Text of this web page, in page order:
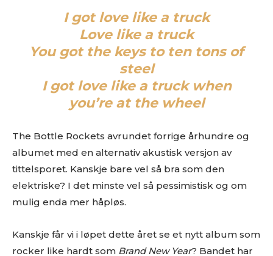
I got love like a truck
Love like a truck
You got the keys to ten tons of
steel
I got love like a truck when
you’re at the wheel
The Bottle Rockets avrundet forrige århundre og
albumet med en alternativ akustisk versjon av
tittelsporet. Kanskje bare vel så bra som den
elektriske? I det minste vel så pessimistisk og om
mulig enda mer håpløs.
Kanskje får vi i løpet dette året se et nytt album som
rocker like hardt som Brand New Year? Bandet har